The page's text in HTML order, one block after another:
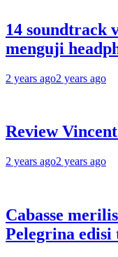
14 soundtrack
menguji
2 years ago2 years ago
Review
2 years ago2 years ago
Cabasse
Pelegrina edisi